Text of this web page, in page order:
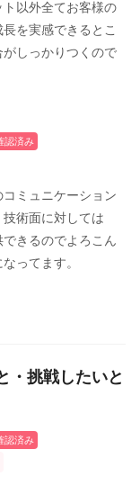
以外全てお客様の
を実感できるとこ
しっかりつくので
認済み
ミュニケーション
術面に対しては
きるのでよろこん
ってます。
・挑戦したいと
認済み